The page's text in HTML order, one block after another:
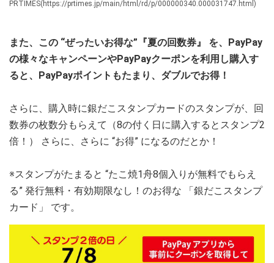
PRTIMES(https://prtimes.jp/main/html/rd/p/000000340.000031747.html)
また、この “ぜったいお得な”『夏の回数券』 を、PayPay
の様々なキャンペーンやPayPayクーポンを利用し購入す
ると、PayPayポイントもたまり、ダブルでお得！
さらに、購入時に銀だこスタンプカードのスタンプが、回
数券の枚数分もらえて（8の付く日に購入するとスタンプ2
倍！） さらに、さらに “お得” になるのだとか！
※スタンプがたまると “たこ焼1舟8個入りが無料でもらえ
る” 発行無料・有効期限なし！のお得な 「銀だこスタンプ
カード」 です。